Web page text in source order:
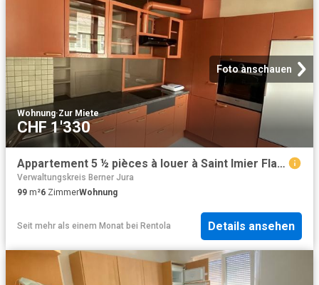
Foto anschauen
Wohnung·Zur Miete
CHF 1'330
Appartement 5 ½ pièces à louer à Saint Imier Flatfox
Verwaltungskreis Berner Jura
99 m²6 ZimmerWohnung
Seit mehr als einem Monat bei Rentola Details ansehen